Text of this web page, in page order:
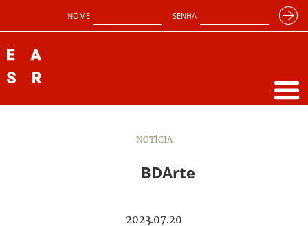
NOME SENHA
NOTÍCIA
BDArte
2023.07.20